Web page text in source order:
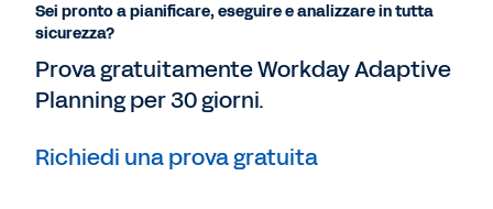
Sei pronto a pianificare, eseguire e analizzare in tutta
sicurezza?
Prova gratuitamente Workday Adaptive
Planning per 30 giorni.
Richiedi una prova gratuita